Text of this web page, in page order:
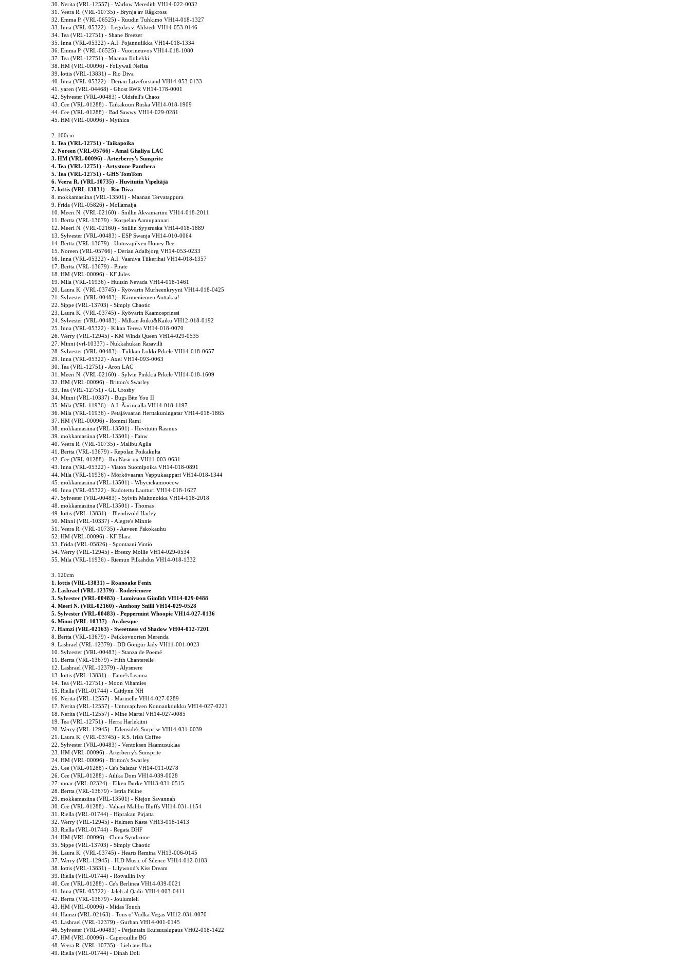
30. Nerita (VRL-12557) - Warlow Meredith VH14-022-0032
31. Veera R. (VRL-10735) - Brynja av Rågkross
32. Emma P. (VRL-06525) - Ruudin Tuhkimo VH14-018-1327
33. Inna (VRL-05322) - Legolas v. Ahlstedt VH14-053-0146
34. Tea (VRL-12751) - Shane Breezer
35. Inna (VRL-05322) - A.I. Pojannulikka VH14-018-1334
36. Emma P. (VRL-06525) - Vuorineuvos VH14-018-1080
37. Tea (VRL-12751) - Maanan Iloliekki
38. HM (VRL-00096) - Follywall Nefisa
39. lottis (VRL-13831) – Rio Diva
40. Inna (VRL-05322) - Derian Løveforstand VH14-053-0133
41. yaren (VRL-04468) - Ghost RWR VH14-178-0001
42. Sylvester (VRL-00483) - Oldsfell's Chaos
43. Cee (VRL-01288) - Taikakuun Ruska VH14-018-1909
44. Cee (VRL-01288) - Bad Sawwy VH14-029-0281
45. HM (VRL-00096) - Mythica
2. 100cm
1. Tea (VRL-12751) - Taikapoika
2. Noreen (VRL-05766) - Amal Ghaliya LAC
3. HM (VRL-00096) - Arterberry's Sunsprite
4. Tea (VRL-12751) - Artystone Panthera
5. Tea (VRL-12751) - GHS TomTom
6. Veera R. (VRL-10735) - Huvitutin Vipeltäjä
7. lottis (VRL-13831) – Rio Diva
8. mokkamasiina (VRL-13501) - Maanan Tervatappura
9. Frida (VRL-05826) - Mollamaija
10. Meeri N. (VRL-02160) - Snillin Akvamariini VH14-018-2011
11. Bertta (VRL-13679) - Korpelan Aamupannari
12. Meeri N. (VRL-02160) - Snillin Syysruska VH14-018-1889
13. Sylvester (VRL-00483) - ESP Swanja VH14-010-0064
14. Bertta (VRL-13679) - Untuvapilven Honey Bee
15. Noreen (VRL-05766) - Derian Adalbjorg VH14-053-0233
16. Inna (VRL-05322) - A.I. Vaaniva Tiikerihai VH14-018-1357
17. Bertta (VRL-13679) - Pirate
18. HM (VRL-00096) - KF Jules
19. Mila (VRL-11936) - Huitsin Nevada VH14-018-1461
20. Laura K. (VRL-03745) - Ryövärin Murheenkryyni VH14-018-0425
21. Sylvester (VRL-00483) - Kärmeniemen Auttakaa!
22. Sippe (VRL-13703) - Simply Chaotic
23. Laura K. (VRL-03745) - Ryövärin Kaamosprinssi
24. Sylvester (VRL-00483) - Milkan Joiku&Kaiku VH12-018-0192
25. Inna (VRL-05322) - Kikan Teresa VH14-018-0070
26. Werry (VRL-12945) - KM Winds Queen VH14-029-0535
27. Minni (vrl-10337) - Nukkahukan Rasavilli
28. Sylvester (VRL-00483) - Tiilikan Lokki Prkele VH14-018-0657
29. Inna (VRL-05322) - Axel VH14-093-0063
30. Tea (VRL-12751) - Aron LAC
31. Meeri N. (VRL-02160) - Sylvin Pinkkiä Prkele VH14-018-1609
32. HM (VRL-00096) - Britton's Swarley
33. Tea (VRL-12751) - GL Crosby
34. Minni (VRL-10337) - Bugs Bite You II
35. Mila (VRL-11936) - A.I. Äärirajalla VH14-018-1197
36. Mila (VRL-11936) - Petäjävaaran Herttakuningatar VH14-018-1865
37. HM (VRL-00096) - Rommi Rami
38. mokkamasiina (VRL-13501) - Huvitutin Rasmus
39. mokkamasiina (VRL-13501) - Fanw
40. Veera R. (VRL-10735) - Malibu Agila
41. Bertta (VRL-13679) - Repolan Poikakulta
42. Cee (VRL-01288) - Ibn Nasir ox VH11-003-0631
43. Inna (VRL-05322) - Viaton Suomipoika VH14-018-0891
44. Mila (VRL-11936) - Mörkövaaran Vappukaappari VH14-018-1344
45. mokkamasiina (VRL-13501) - Whycickamoocow
46. Inna (VRL-05322) - Kadotettu Lautturi VH14-018-1627
47. Sylvester (VRL-00483) - Sylvin Maitonokka VH14-018-2018
48. mokkamasiina (VRL-13501) - Thomas
49. lottis (VRL-13831) – Blendivold Harley
50. Minni (VRL-10337) - Alegre's Minnie
51. Veera R. (VRL-10735) - Aaveen Pakokauhu
52. HM (VRL-00096) - KF Elara
53. Frida (VRL-05826) - Spontaani Vintiö
54. Werry (VRL-12945) - Breezy Mollie VH14-029-0534
55. Mila (VRL-11936) - Riemun Pilkahdus VH14-018-1332
3. 120cm
1. lottis (VRL-13831) – Roanoake Fenix
2. Lashrael (VRL-12379) - Rodericmere
3. Sylvester (VRL-00483) - Lumivuon Gimlîth VH14-029-0488
4. Meeri N. (VRL-02160) - Anthony Snilli VH14-029-0528
5. Sylvester (VRL-00483) - Peppermint Whoopie VH14-027-0136
6. Minni (VRL-10337) - Arabesque
7. Hamzi (VRL-02163) - Sweetness vd Shadow VH04-012-7201
8. Bertta (VRL-13679) - Peikkovuorten Merenda
9. Lashrael (VRL-12379) - DD Gongur Jady VH11-001-0023
10. Sylvester (VRL-00483) - Stanza de Poemé
11. Bertta (VRL-13679) - Fifth Chanterelle
12. Lashrael (VRL-12379) - Alysmere
13. lottis (VRL-13831) – Fame's Leanna
14. Tea (VRL-12751) - Moon Vihamies
15. Riella (VRL-01744) - Caitlynn NH
16. Nerita (VRL-12557) - Marinelle VH14-027-0289
17. Nerita (VRL-12557) - Untuvapilven Konnankoukku VH14-027-0221
18. Nerita (VRL-12557) - Mine Martel VH14-027-0085
19. Tea (VRL-12751) - Herra Harlekiini
20. Werry (VRL-12945) - Edenside's Surprise VH14-031-0039
21. Laura K. (VRL-03745) - R.S. Irish Coffee
22. Sylvester (VRL-00483) - Ventoksen Haamusuklaa
23. HM (VRL-00096) - Arterberry's Sunsprite
24. HM (VRL-00096) - Britton's Swarley
25. Cee (VRL-01288) - Ce's Salazar VH14-011-0278
26. Cee (VRL-01288) - Ailika Dom VH14-039-0028
27. moar (VRL-02324) - Elken Burke VH13-031-0515
28. Bertta (VRL-13679) - Istria Feline
29. mokkamasiina (VRL-13501) - Kiejon Savannah
30. Cee (VRL-01288) - Valiant Malibu Bluffs VH14-031-1154
31. Riella (VRL-01744) - Hiprakan Pirjatta
32. Werry (VRL-12945) - Helmen Kaste VH13-018-1413
33. Riella (VRL-01744) - Regata DHF
34. HM (VRL-00096) - China Syndrome
35. Sippe (VRL-13703) - Simply Chaotic
36. Laura K. (VRL-03745) - Hearts Remina VH13-006-0145
37. Werry (VRL-12945) - H.D Music of Silence VH14-012-0183
38. lottis (VRL-13831) – Lilywood's Kiss Dream
39. Riella (VRL-01744) - Rotvallin Ivy
40. Cee (VRL-01288) - Ce's Berlinea VH14-039-0021
41. Inna (VRL-05322) - Jaleb al Qadir VH14-003-0411
42. Bertta (VRL-13679) - Joulumieli
43. HM (VRL-00096) - Midas Touch
44. Hamzi (VRL-02163) - Tons o' Vodka Vegas VH12-031-0070
45. Lashrael (VRL-12379) - Gurban VH14-001-0145
46. Sylvester (VRL-00483) - Perjantain Ikuisuuslupaus VH02-018-1422
47. HM (VRL-00096) - Capercaillie BG
48. Veera R. (VRL-10735) - Lieb aus Haa
49. Riella (VRL-01744) - Dinah Doll